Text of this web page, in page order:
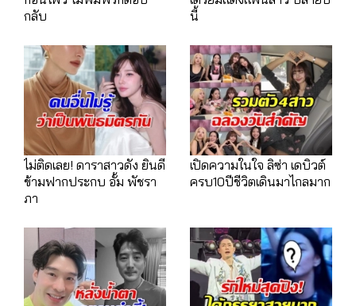
กลับ
นี้
ไม่ติดเลย! ดาราสาวดัง ยินดี
ข้ามฟากประกบ อั้ม พัชรา
ภา
เปิดความในใจ ลิซ่า เดบิวต์
ครบ10ปีชีวิตเดินมาไกลมาก